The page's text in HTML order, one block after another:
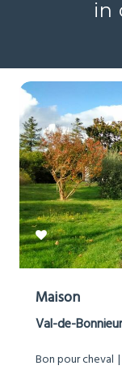
in
Maison
Val-de-
Bon pour cheval